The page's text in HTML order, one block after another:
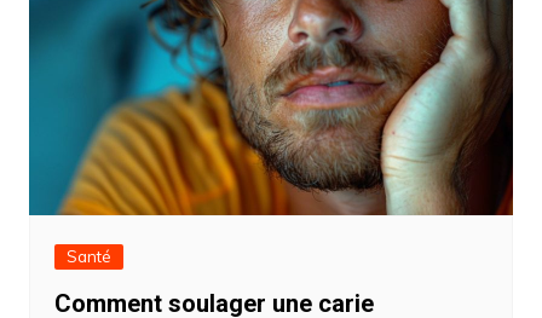
Santé
Comment soulager une carie